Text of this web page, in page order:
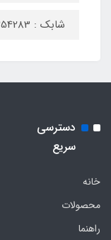
شابک : 9786009354283
دسترسی
سریع
خانه
محصولات
راهنما